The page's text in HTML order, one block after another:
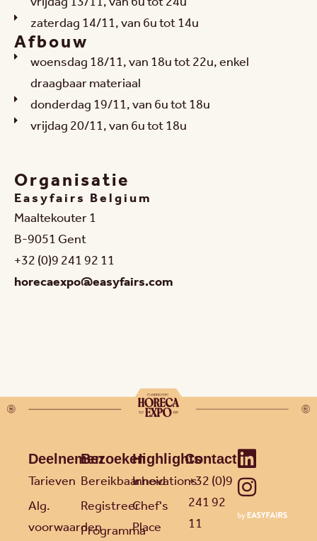
zaterdag 14/11, van 6u tot 14u
Afbouw
woensdag 18/11, van 18u tot 22u, enkel
draagbaar materiaal
donderdag 19/11, van 6u tot 18u
vrijdag 20/11, van 6u tot 18u
Organisatie
Easyfairs Belgium
Maaltekouter 1
B-9051 Gent
+32 (0)9 241 92 11
horecaexpo@easyfairs.com
Deelnemen
Tarieven
Alg.
voorwaarden
Bezoeken
Bereikbaarheid
Registreer
Programma
Highlights
Innovations
Chef's
Place
Contact
+32 (0)9
241 92
11